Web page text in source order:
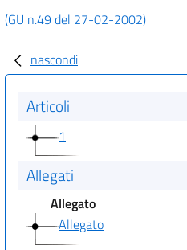
(GU n.49 del 27-02-2002)
nascondi
Articoli
1
Allegati
Allegato
Allegato